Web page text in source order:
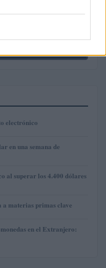
$0.000049
electrónico
en una semana de
al superar los 4.400 dólares
a materias primas clave
en el Extranjero: